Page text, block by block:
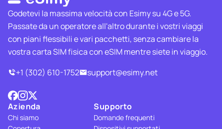
Godetevi la massima velocità con Esimy su 4G e 5G.
Passate da un operatore all'altro durante i vostri viaggi
con piani flessibili e vari pacchetti, senza cambiare la
vostra carta SIM fisica con eSIM mentre siete in viaggio.
+1 (302) 610-1752
support@esimy.net
Azienda
Chi siamo
Supporto
Domande frequenti